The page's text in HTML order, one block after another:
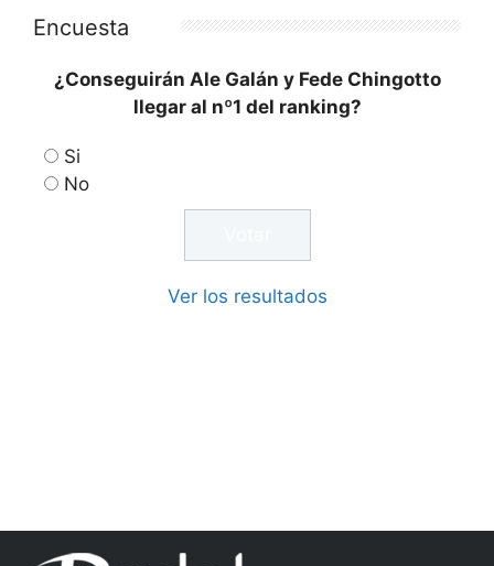
Encuesta
¿Conseguirán Ale Galán y Fede Chingotto
llegar al nº1 del ranking?
Si
No
Ver los resultados